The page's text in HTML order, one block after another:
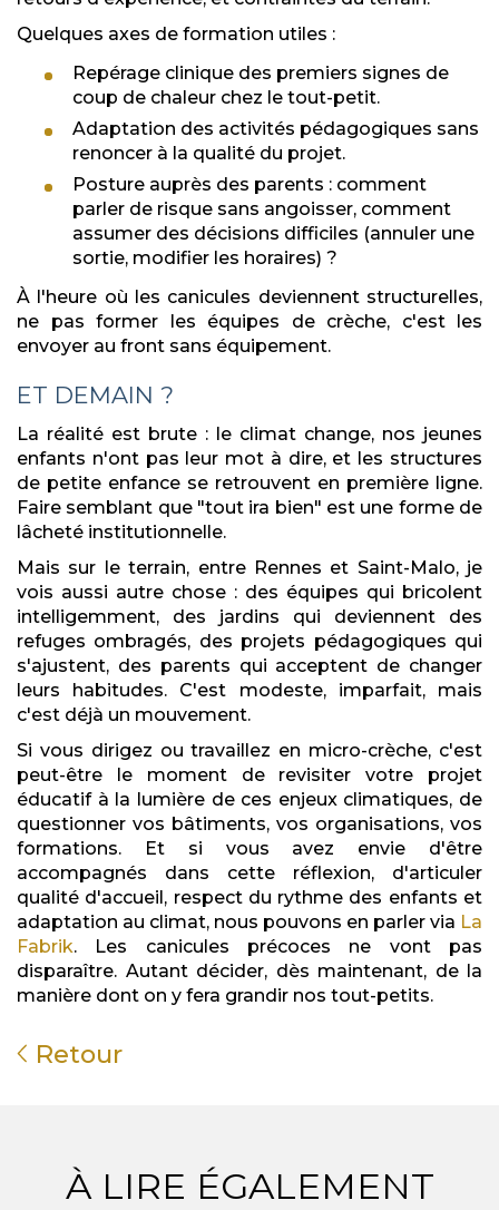
Quelques axes de formation utiles :
Repérage clinique des premiers signes de
coup de chaleur chez le tout-petit.
Adaptation des activités pédagogiques sans
renoncer à la qualité du projet.
Posture auprès des parents : comment
parler de risque sans angoisser, comment
assumer des décisions difficiles (annuler une
sortie, modifier les horaires) ?
À l'heure où les canicules deviennent structurelles,
ne pas former les équipes de crèche, c'est les
envoyer au front sans équipement.
ET DEMAIN ?
La réalité est brute : le climat change, nos jeunes
enfants n'ont pas leur mot à dire, et les structures
de petite enfance se retrouvent en première ligne.
Faire semblant que "tout ira bien" est une forme de
lâcheté institutionnelle.
Mais sur le terrain, entre Rennes et Saint-Malo, je
vois aussi autre chose : des équipes qui bricolent
intelligemment, des jardins qui deviennent des
refuges ombragés, des projets pédagogiques qui
s'ajustent, des parents qui acceptent de changer
leurs habitudes. C'est modeste, imparfait, mais
c'est déjà un mouvement.
Si vous dirigez ou travaillez en micro-crèche, c'est
peut-être le moment de revisiter votre projet
éducatif à la lumière de ces enjeux climatiques, de
questionner vos bâtiments, vos organisations, vos
formations. Et si vous avez envie d'être
accompagnés dans cette réflexion, d'articuler
qualité d'accueil, respect du rythme des enfants et
adaptation au climat, nous pouvons en parler via La
Fabrik. Les canicules précoces ne vont pas
disparaître. Autant décider, dès maintenant, de la
manière dont on y fera grandir nos tout-petits.
Retour
À LIRE ÉGALEMENT